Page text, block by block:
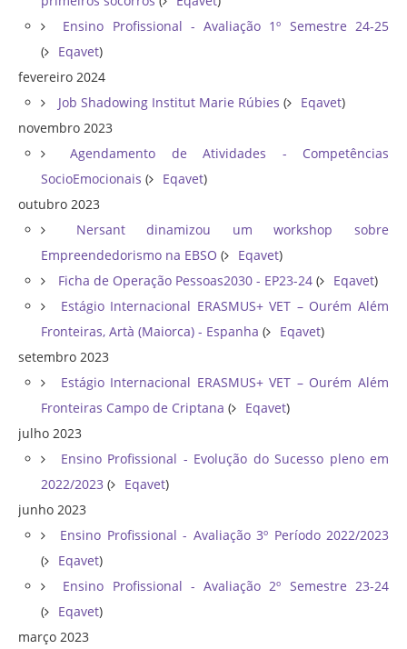
Ensino Profissional - Avaliação 1º Semestre 24-25
(
Eqavet)
fevereiro 2024
Job Shadowing Institut Marie Rúbies ( Eqavet)
novembro 2023
Agendamento de Atividades - Competências
SocioEmocionais ( Eqavet)
outubro 2023
Nersant dinamizou um workshop sobre
Empreendedorismo na EBSO ( Eqavet)
Ficha de Operação Pessoas2030 - EP23-24 ( Eqavet)
Estágio Internacional ERASMUS+ VET – Ourém Além
Fronteiras, Artà (Maiorca) - Espanha ( Eqavet)
setembro 2023
Estágio Internacional ERASMUS+ VET – Ourém Além
Fronteiras Campo de Criptana ( Eqavet)
julho 2023
Ensino Profissional - Evolução do Sucesso pleno em
2022/2023 ( Eqavet)
junho 2023
Ensino Profissional - Avaliação 3º Período 2022/2023
(
Eqavet)
Ensino Profissional - Avaliação 2º Semestre 23-24
(
Eqavet)
março 2023